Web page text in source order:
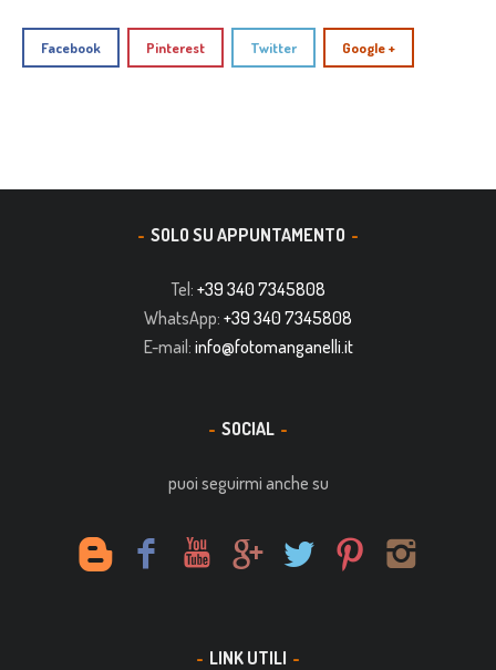
Facebook Pinterest Twitter Google +
SOLO SU APPUNTAMENTO
Tel: +39 340 7345808
WhatsApp: +39 340 7345808
E-mail: info@fotomanganelli.it
SOCIAL
puoi seguirmi anche su
LINK UTILI